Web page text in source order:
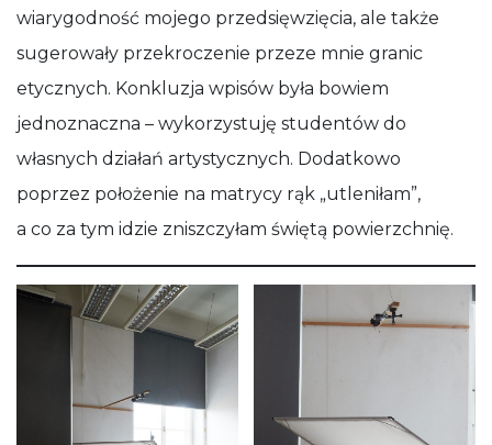
wiarygodność mojego przedsięwzięcia, ale także
sugerowały przekroczenie przeze mnie granic
etycznych. Konkluzja wpisów była bowiem
jednoznaczna – wykorzystuję studentów do
własnych działań artystycznych. Dodatkowo
poprzez położenie na matrycy rąk „utleniłam”,
a co za tym idzie zniszczyłam świętą powierzchnię.